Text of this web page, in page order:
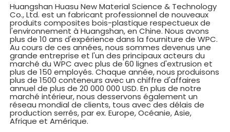
Huangshan Huasu New Material Science & Technology
Co., Ltd. est un fabricant professionnel de nouveaux
produits composites bois-plastique respectueux de
l'environnement à Huangshan, en Chine. Nous avons
plus de 10 ans d'expérience dans la fourniture de WPC.
Au cours de ces années, nous sommes devenus une
grande entreprise et l'un des principaux acteurs du
marché du WPC avec plus de 60 lignes d'extrusion et
plus de 150 employés. Chaque année, nous produisons
plus de 1500 conteneurs avec un chiffre d'affaires
annuel de plus de 20 000 000 USD. En plus de notre
marché intérieur, nous desservons également un
réseau mondial de clients, tous avec des délais de
production serrés, par ex. Europe, Océanie, Asie,
Afrique et Amérique.